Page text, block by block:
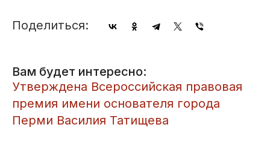
Поделиться:
Вам будет интересно:
​Утверждена Всероссийская правовая
премия имени основателя города
Перми Василия Татищева